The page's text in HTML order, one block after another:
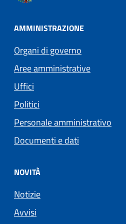
AMMINISTRAZIONE
Organi di governo
Aree amministrative
Uffici
Politici
Personale amministrativo
Documenti e dati
NOVITÀ
Notizie
Avvisi